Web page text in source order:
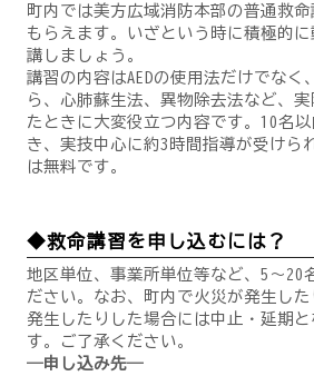
町内では美方広域消防本部の普通救
もらえます。いざという時に積極的
講しましょう。
講習の内容はAEDの使用法だけでなく
ら、心肺蘇生法、異物除去法など、
たときに大変役立つ内容です。10名
き、実技中心に約3時間指導が受けら
は無料です。
◆救命講習を申し込むには？
地区単位、事業所単位等など、5～20
ださい。なお、町内で火災が発生し
発生したりした場合には中止・延期
す。ご了承ください。
―申し込み先―